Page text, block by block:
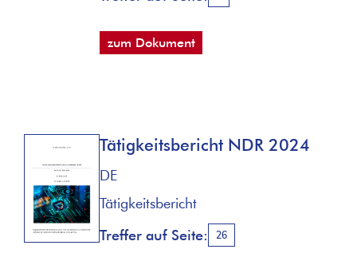
zum Dokument
Tätigkeitsbericht NDR 2024
DE
Tätigkeitsbericht
Treffer auf Seite:
26